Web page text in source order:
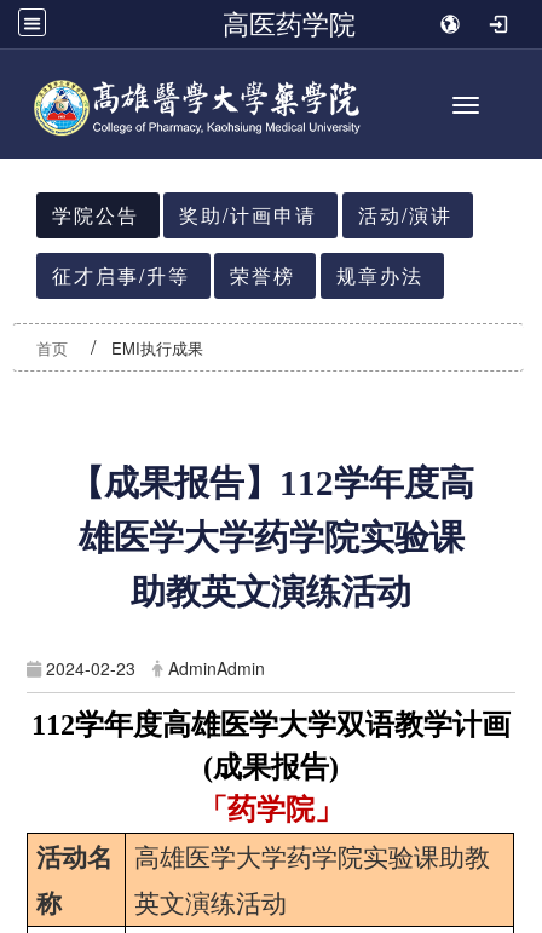
高医药学院
Toggle
:::
学院公告
奖助/计画申请 活动/演讲
征才启事/升等 荣誉榜 规章办法
首页 EMI执行成果
【成果报告】112学年度高
雄医学大学药学院实验课
助教英文演练活动
2024-02-23 AdminAdmin
112学年度高雄医学大学双语教学计画
(成果报告)
「药学院」
活动名
称
高雄医学大学药学院实验课助教
英文演练活动